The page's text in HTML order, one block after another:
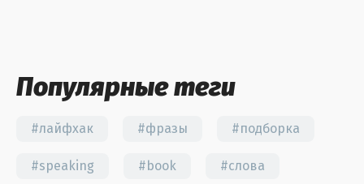
Популярные теги
#лайфхак #фразы #подборка
#speaking #book #слова